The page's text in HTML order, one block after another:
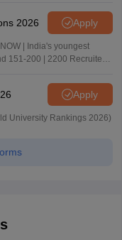
2026 Apply
| India's youngest
151-200 | 2200 Recruiters
Apply
University Rankings 2026)